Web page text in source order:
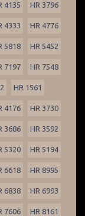
4135 HR 3796
4333 HR 4776
5818 HR 5452
7197 HR 7548
HR 1561
4176 HR 3730
3686 HR 3592
5320 HR 5194
6618 HR 8995
6838 HR 6993
7606 HR 8161